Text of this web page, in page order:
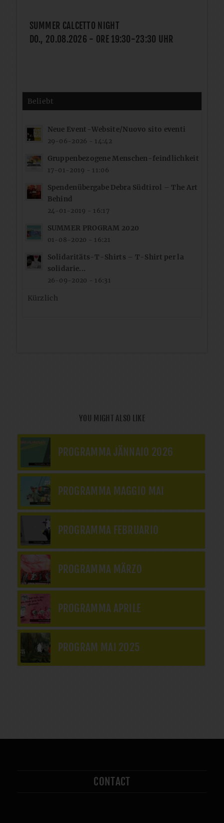
SUMMER CALCETTO NIGHT
DO., 20.08.2026 - ORE 19:30-23:30 UHR
Beliebt
Neue Event-Website/Nuovo sito eventi
29-06-2026 - 14:42
Gruppenbezogene Menschen-feindlichkeit
17-01-2019 - 11:06
Spendenübergabe Debra Südtirol – The Art
Behind
24-01-2019 - 16:17
SUMMER PROGRAM 2020
01-08-2020 - 16:21
Solidaritäts-T-Shirts – T-Shirt per la
solidarie...
26-09-2020 - 16:31
Kürzlich
YOU MIGHT ALSO LIKE
PROGRAMMA JÄNNAIO 2026
PROGRAMMA MAGGIO MAI
PROGRAMMA FEBRUARIO
PROGRAMMA MÄRZO
PROGRAMMA APRILE
PROGRAM MAI 2025
CONTACT